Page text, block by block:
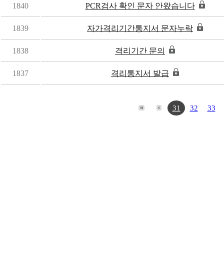
1840 PCR검사 확인 문자 안왔습니다
1839 자가격리기간통지서 문자누락
1838 격리기간 문의
1837 격리통지서 발급
31 32 33